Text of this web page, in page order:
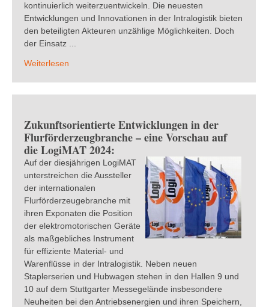
kontinuierlich weiterzuentwickeln. Die neuesten
Entwicklungen und Innovationen in der Intralogistik bieten
den beteiligten Akteuren unzählige Möglichkeiten. Doch
der Einsatz ...
Weiterlesen
Zukunftsorientierte Entwicklungen in der
Flurförderzeugbranche – eine Vorschau auf
die LogiMAT 2024:
Auf der diesjährigen LogiMAT
unterstreichen die Aussteller
der internationalen
Flurförderzeugebranche mit
ihren Exponaten die Position
der elektromotorischen Geräte
als maßgebliches Instrument
für effiziente Material- und
Warenflüsse in der Intralogistik. Neben neuen
Staplerserien und Hubwagen stehen in den Hallen 9 und
10 auf dem Stuttgarter Messegelände insbesondere
Neuheiten bei den Antriebsenergien und ihren Speichern,